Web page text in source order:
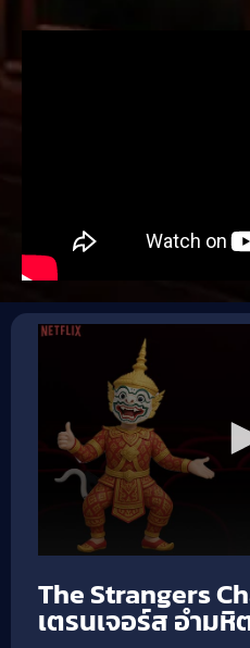
The Strangers
เตรนเจอร์ส อำม